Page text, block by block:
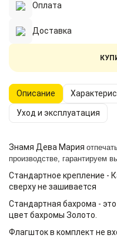
Оплата
Доставка
Описание
Уход и эксплуатация
Знамя Дева Мария
производстве, гарантируем
Стандартное крепление -
сверху не зашивается
Стандартная бахрома -
цвет бахромы Золото.
Флагшток в комплект не